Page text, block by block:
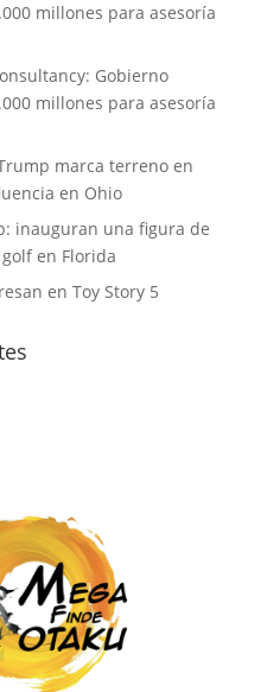
millones para asesoría
Gobierno
millones para asesoría
marca terreno en
en Ohio
inauguran una figura de
en Florida
en Toy Story 5